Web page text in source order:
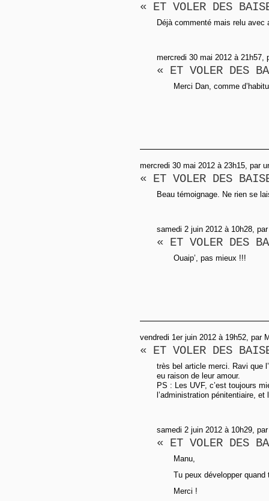
« ET VOLER DES
Déjà commenté mais relu avec
mercredi 30 mai 2012 à 21h57,
« ET VOLER DES
Merci Dan, comme
mercredi 30 mai 2012 à 23h15, par
« ET VOLER DES
Beau témoignage. Ne rien se
samedi 2 juin 2012 à 10h28,
« ET VOLER DES
Ouaip’, pas mieux !!!
vendredi 1er juin 2012 à 19h52, par
« ET VOLER DES
très bel article merci. Ravi que
eu raison de leur amour.
PS : Les UVF, c’est toujours
l’administration pénitentiaire,
samedi 2 juin 2012 à 10h29,
« ET VOLER DES
Manu,
Tu peux développer
Merci !